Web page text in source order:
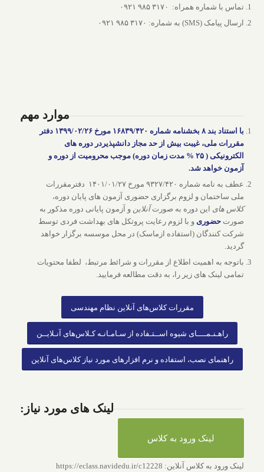
تماس با شماره همراه: ۳۱۷۰ ۹۸۵ ۰۹۲۱
ارسال پیامک (SMS) به شماره: ۳۱۷۰ ۹۸۵ ۰۹۲۱
موارد مهم
با استناد بند ۸ بخشنامه شماره ۱۶۸۳۹/۴۲۰ مورخ ۱۳۹۹/۰۲/۲۶ دفتر
مقررات ملی، غیبت بیش از حد مجاز دانشپذیردر دوره های
الکترونیکی ( ۲۵ % مدت زمان دوره) موجب محرومیت از دوره و
آزمون خواهد شد.
عطف به نامه شماره ۹۳۲۷/۴۲۰ مورخ ۱۴۰۱/۰۱/۲۷ دفترمقررات
ملی ساختمان و لزوم برگزاری حضوری آزمون های پایان دوره،
کلاس های این دوره به صورتآنلاین و آزمون پایانی دوره مذکور به
صورت حضوری و با لزوم رعایت پروتکل های بهداشت فردی توسط
شرکت کنندگان (استفاده ازماسک) در محل موسسه برگزار خواهد
گردید.
باتوجه به اهمیت اطلاع از مقررات و شرائط مرتبط، لطفا محتویات
تمامی لینک های زیر را، به دقت مطالعه فرمایید.
مقررات کلاس‌های آنلاین نظام مهندسی
راهـنـمــــای شیوه اســتـفاده از سـامـانـه کـلاس‌های آنـلایــن
راهنمای نصب، استفاده و نرم افزارهای مورد نیاز کلاس‌های آنلاین
لینک های مورد نیاز:
لینک ورود به کلاس
لینک ورود به کلاس آنلاین: https://eclass.navidedu.ir/c12228